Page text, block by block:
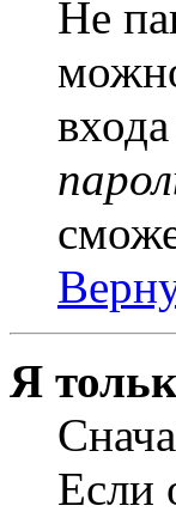
Не
Я
Если